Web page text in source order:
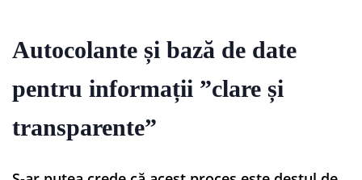
Autocolante și bază de date
pentru informații ”clare și
transparente”